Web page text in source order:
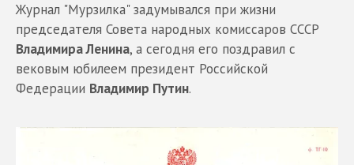
Журнал "Мурзилка" задумывался при жизни
председателя Совета народных комиссаров СССР
Владимира Ленина, а сегодня его поздравил с
вековым юбилеем президент Российской
Федерации Владимир Путин.